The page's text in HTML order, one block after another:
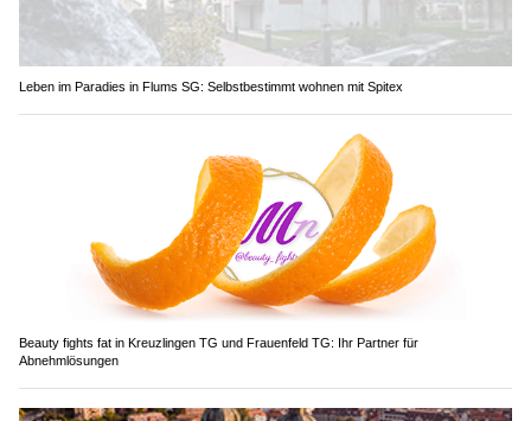
Leben im Paradies in Flums SG: Selbstbestimmt wohnen mit Spitex
Beauty fights fat in Kreuzlingen TG und Frauenfeld TG: Ihr Partner für
Abnehmlösungen